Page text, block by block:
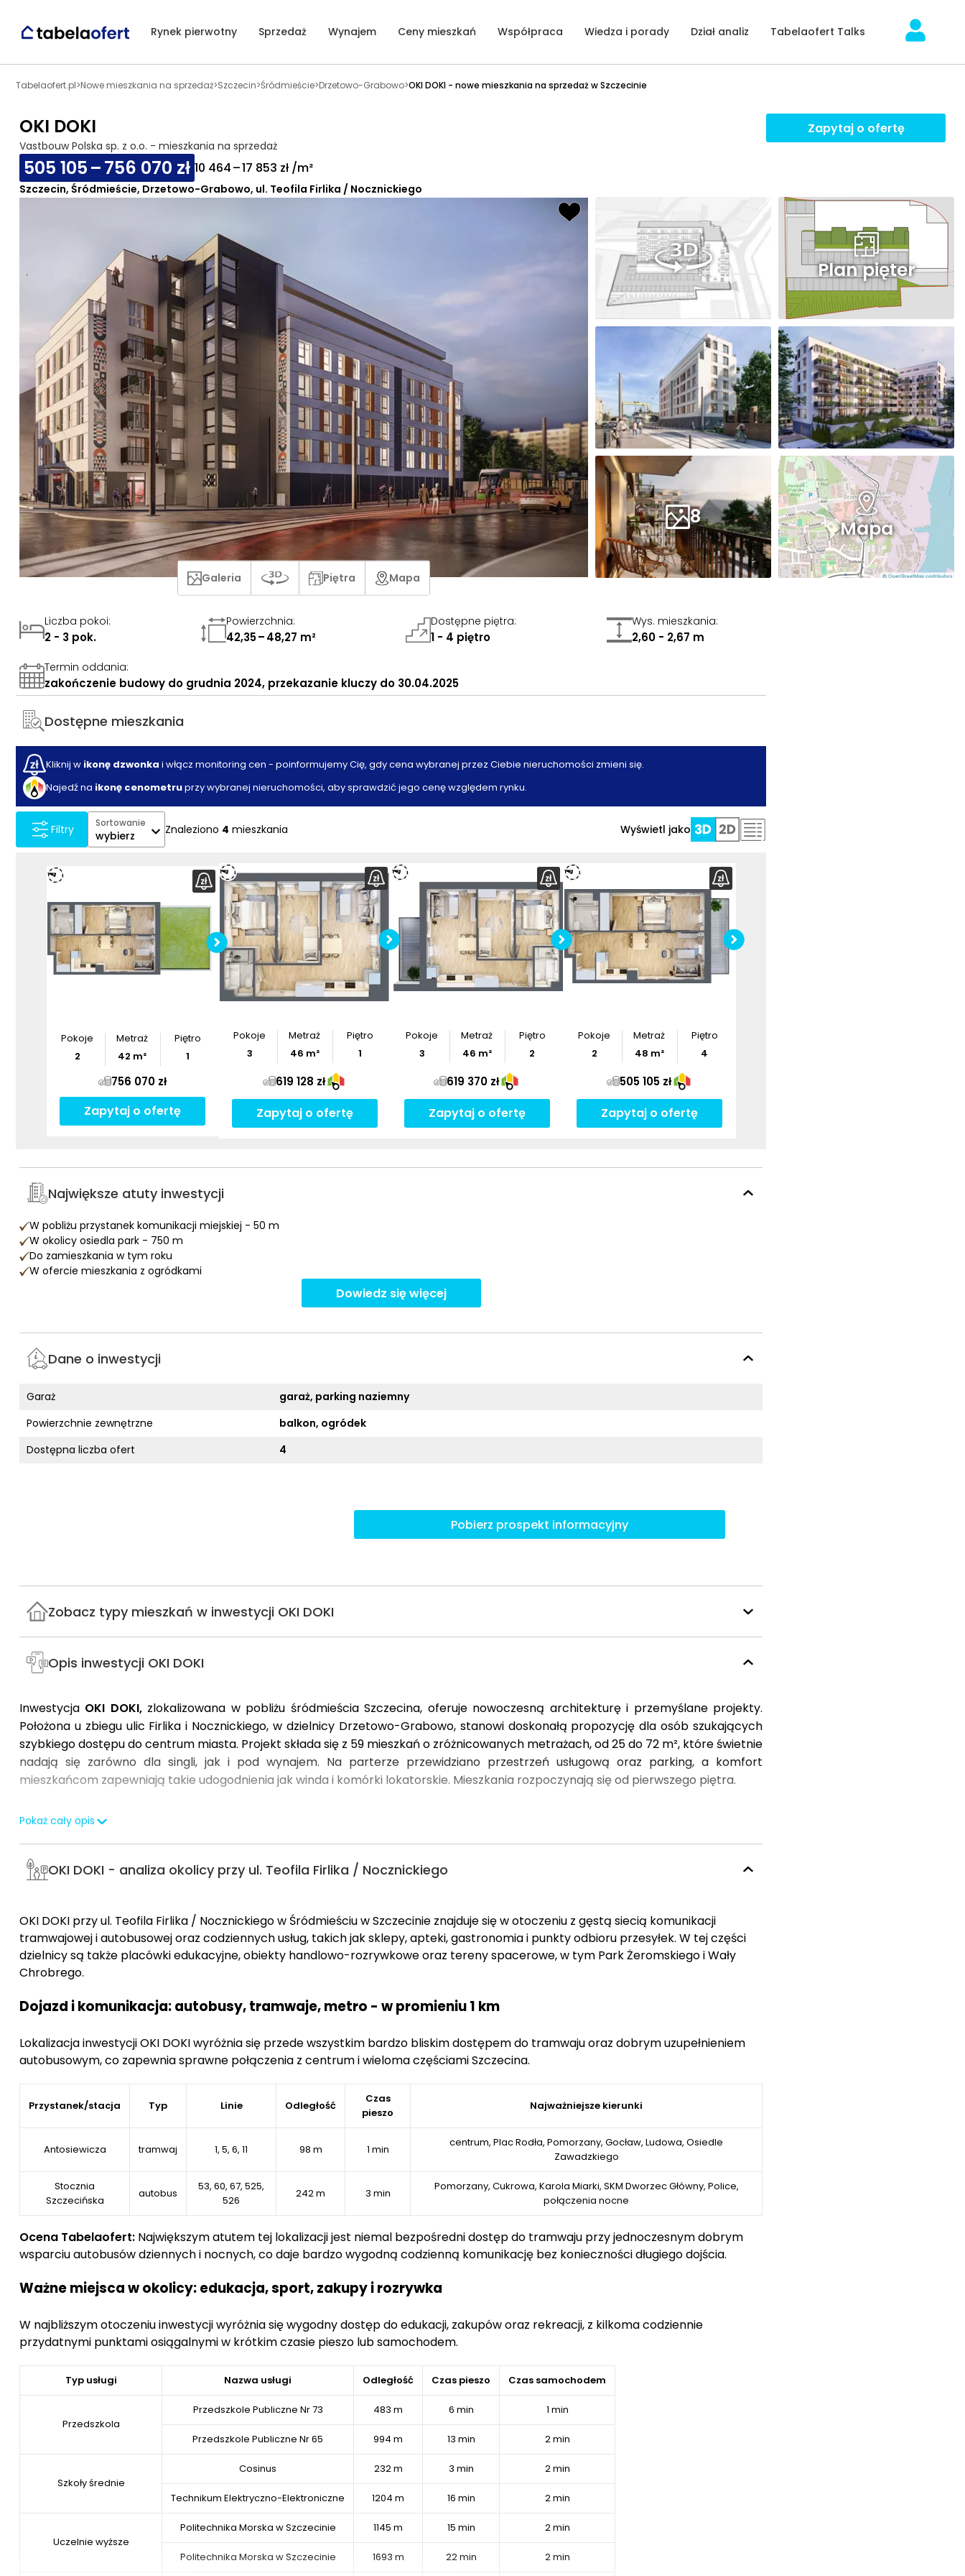
Rynek pierwotny Sprzedaż Wynajem Ceny mieszkań Współpraca Wiedza i porady Dział analiz Tabelaofert Talks
Tabelaofert.pl>Nowe mieszkania na sprzedaż>Szczecin>Śródmieście>Drzetowo-Grabowo>OKI DOKI - nowe mieszkania na sprzedaż w Szczecinie
OKI DOKI
Vastbouw Polska sp. z o.o. - mieszkania na sprzedaż
Zapytaj o ofertę
505 105 – 756 070 zł 10 464 – 17 853 zł /m²
Szczecin, Śródmieście, Drzetowo-Grabowo, ul. Teofila Firlika / Nocznickiego
Plan pięter
8 Mapa
Galeria Piętra Mapa
Liczba pokoi:
2 - 3 pok.
Powierzchnia:
42,35 – 48,27 m²
Dostępne piętra:
1 - 4 piętro
Wys. mieszkania:
2,60 - 2,67 m
Termin oddania:
zakończenie budowy do grudnia 2024, przekazanie kluczy do 30.04.2025
Dostępne mieszkania
Kliknij w ikonę dzwonka i włącz monitoring cen - poinformujemy Cię, gdy cena wybranej przez Ciebie nieruchomości zmieni się.
Najedź na ikonę cenometruprzy wybranej nieruchomości, aby sprawdzić jego cenę względem rynku.
Filtry Sortowanie
wybierz Znaleziono 4 mieszkania Wyświetl jako
Sprawdź wymiary
mieszkania
Pobierzrzut
Pokoje
2
Metraż
42 m²
Piętro
1
756 070 zł
Zapytaj o ofertę
Sprawdź wymiary
mieszkania
Pobierzrzut
Pokoje
3
Metraż
46 m²
Piętro
1
619 128 zł
Zapytaj o ofertę
Sprawdź wymiary
mieszkania
Pobierzrzut
Pokoje
3
Metraż
46 m²
Piętro
2
619 370 zł
Zapytaj o ofertę
Pokoje
2
Metraż
48 m²
Piętro
4
505 105 zł
Zapytaj o ofertę
Największe atuty inwestycji
W pobliżu przystanek komunikacji miejskiej - 50 m
W okolicy osiedla park - 750 m
Do zamieszkania w tym roku
W ofercie mieszkania z ogródkami
Dowiedz się więcej
Dane o inwestycji
Garaż
garaż, parking naziemny
Powierzchnie zewnętrzne
balkon, ogródek
Dostępna liczba ofert
4
Pobierz prospekt informacyjny
Zobacz typy mieszkań w inwestycji OKI DOKI
Opis inwestycji OKI DOKI
Inwestycja OKI DOKI,zlokalizowana w pobliżu śródmieścia Szczecina, oferuje nowoczesną architekturę i przemyślane projekty.
Położona u zbiegu ulic Firlika i Nocznickiego, w dzielnicy Drzetowo-Grabowo, stanowi doskonałą propozycję dla osób szukających
szybkiego dostępu do centrum miasta. Projekt składa się z 59 mieszkań o zróżnicowanych metrażach, od 25 do 72 m², które świetnie
nadają się zarówno dla singli, jak i pod wynajem. Na parterze przewidziano przestrzeń usługową oraz parking, a komfort
mieszkańcom zapewniają takie udogodnienia jak winda i komórki lokatorskie. Mieszkania rozpoczynają się od pierwszego piętra.
Pokaż cały opis
OKI DOKI - analiza okolicy przy ul. Teofila Firlika / Nocznickiego
OKI DOKI przy ul. Teofila Firlika / Nocznickiego w Śródmieściu w Szczecinie znajduje się w otoczeniu z gęstą siecią komunikacji
tramwajowej i autobusowej oraz codziennych usług, takich jak sklepy, apteki, gastronomia i punkty odbioru przesyłek. W tej części
dzielnicy są także placówki edukacyjne, obiekty handlowo-rozrywkowe oraz tereny spacerowe, w tym Park Żeromskiego i Wały
Chrobrego.
Dojazd i komunikacja: autobusy, tramwaje, metro - w promieniu 1 km
Lokalizacja inwestycji OKI DOKI wyróżnia się przede wszystkim bardzo bliskim dostępem do tramwaju oraz dobrym uzupełnieniem
autobusowym, co zapewnia sprawne połączenia z centrum i wieloma częściami Szczecina.
Przystanek/stacja Typ Linie Odległość
Czas
pieszo
Najważniejsze kierunki
Antosiewicza tramwaj 1, 5, 6, 11 98 m 1 min
centrum, Plac Rodła, Pomorzany, Gocław, Ludowa, Osiedle
Zawadzkiego
Stocznia
Szczecińska
autobus
53, 60, 67, 525,
526
242 m 3 min
Pomorzany, Cukrowa, Karola Miarki, SKM Dworzec Główny, Police,
połączenia nocne
Ocena Tabelaofert: Największym atutem tej lokalizacji jest niemal bezpośredni dostęp do tramwaju przy jednoczesnym dobrym
wsparciu autobusów dziennych i nocnych, co daje bardzo wygodną codzienną komunikację bez konieczności długiego dojścia.
Ważne miejsca w okolicy: edukacja, sport, zakupy i rozrywka
W najbliższym otoczeniu inwestycji wyróżnia się wygodny dostęp do edukacji, zakupów oraz rekreacji, z kilkoma codziennie
przydatnymi punktami osiągalnymi w krótkim czasie pieszo lub samochodem.
Typ usługi Nazwa usługi Odległość Czas pieszo Czas samochodem
Przedszkola
Przedszkole Publiczne Nr 73 483 m 6 min 1 min
Przedszkole Publiczne Nr 65 994 m 13 min 2 min
Szkoły średnie
Cosinus 232 m 3 min 2 min
Technikum Elektryczno-Elektroniczne 1204 m 16 min 2 min
Uczelnie wyższe
Politechnika Morska w Szczecinie 1145 m 15 min 2 min
Politechnika Morska w Szczecinie 1693 m 22 min 2 min